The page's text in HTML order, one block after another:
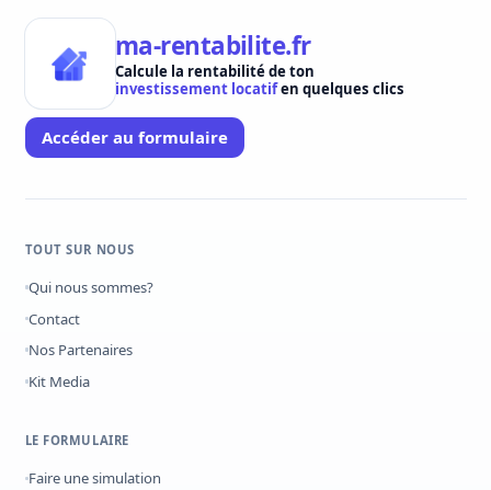
ma-rentabilite.fr
Calcule la rentabilité de ton
investissement locatifen quelques clics
Accéder au formulaire
TOUT SUR NOUS
Qui nous sommes?
Contact
Nos Partenaires
Kit Media
LE FORMULAIRE
Faire une simulation